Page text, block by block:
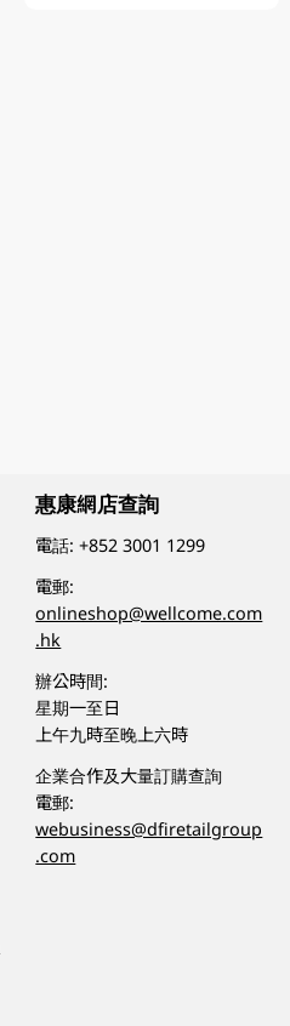
惠康網店查詢
電話:+852 3001 1299
電郵:
onlineshop@wellcome.com
.hk
辦公時間:
星期一至日
上午九時至晚上六時
企業合作及大量訂購查詢
電郵:
webusiness@dfiretailgroup
.com